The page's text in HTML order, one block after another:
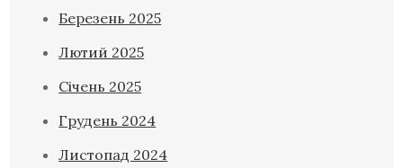
Березень 2025
Лютий 2025
Січень 2025
Грудень 2024
Листопад 2024